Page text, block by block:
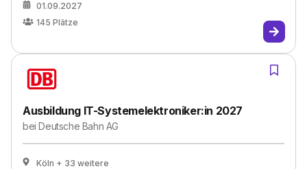
01.09.2027
145 Plätze
Ausbildung IT-Systemelektroniker:in 2027
beiDeutsche Bahn AG
Köln + 33 weitere